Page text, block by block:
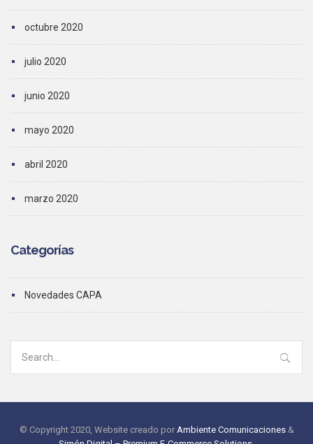
octubre 2020
julio 2020
junio 2020
mayo 2020
abril 2020
marzo 2020
Categorías
Novedades CAPA
© Copyright 2020, Website creado por Ambiente Comunicaciones&